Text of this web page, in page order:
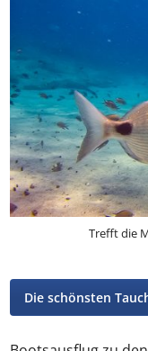
Trefft die
Die schönsten